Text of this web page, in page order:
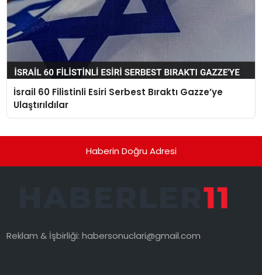
İsrail 60 Filistinli Esiri Serbest Bıraktı Gazze’ye
Ulaştırıldılar
Haberin Doğru Adresi
Reklam & İşbirliği:habersonuclari@gmail.com